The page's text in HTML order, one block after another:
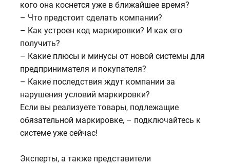
кого она коснется уже в ближайшее время?
– Что предстоит сделать компании?
– Как устроен код маркировки? И как его
получить?
– Какие плюсы и минусы от новой системы для
предпринимателя и покупателя?
– Какие последствия ждут компании за
нарушения условий маркировки?
Если вы реализуете товары, подлежащие
обязательной маркировке, – подключайтесь к
системе уже сейчас!
Эксперты, а также представители